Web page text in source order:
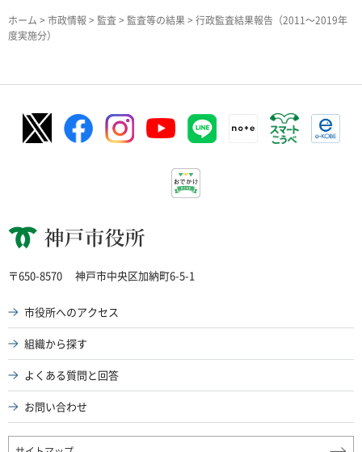
ホーム > 市政情報 > 監査> 監査等の結果> 行政監査結果報告（2011～2019年
度実施分）
神戸市役所
〒650-8570 神戸市中央区加納町6-5-1
市役所へのアクセス
組織から探す
よくある質問と回答
お問い合わせ